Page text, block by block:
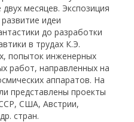
месяцев. Экспозиция
идеи
до разработки
в трудах К.Э.
попыток инженерных
работ, направленных на
аппаратов. На
представлены проекты
США, Австрии,
стран.